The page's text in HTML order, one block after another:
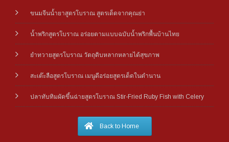
ขนมจีนน้ำยาสูตรโบราณ สูตรเด็ดจากคุณย่า
น้ำพริกสูตรโบราณ อร่อยตามแบบฉบับน้ำพริกพื้นบ้านไทย
ยำทวายสูตรโบราณ วัตถุดิบหลากหลายได้สุขภาพ
สะเต๊ะลือสูตรโบราณ เมนูดีอร่อยสูตรเด็ดในตำนาน
ปลาทับทิมผัดขึ้นฉ่ายสูตรโบราณ Stir-Fried Ruby Fish with Celery
Back to Home